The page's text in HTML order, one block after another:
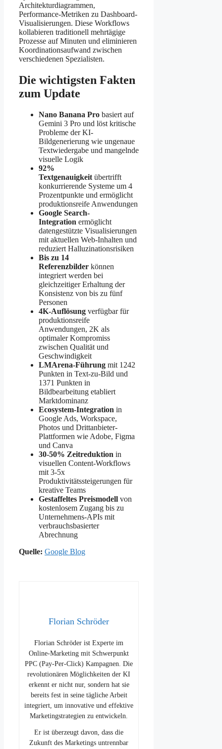
Architekturdiagrammen,
Performance-Metriken zu Dashboard-
Visualisierungen. Diese Workflows
kollabieren traditionell mehrtägige
Prozesse auf Minuten und eliminieren
Koordinationsaufwand zwischen
verschiedenen Spezialisten.
Die wichtigsten Fakten
zum Update
Nano Banana Pro basiert auf
Gemini 3 Pro und löst kritische
Probleme der KI-
Bildgenerierung wie ungenaue
Textwiedergabe und mangelnde
visuelle Logik
92%
Textgenauigkeit übertrifft
konkurrierende Systeme um 4
Prozentpunkte und ermöglicht
produktionsreife Anwendungen
Google Search-
Integration ermöglicht
datengestützte Visualisierungen
mit aktuellen Web-Inhalten und
reduziert Halluzinationsrisiken
Bis zu 14
Referenzbilder können
integriert werden bei
gleichzeitiger Erhaltung der
Konsistenz von bis zu fünf
Personen
4K-Auflösung verfügbar für
produktionsreife
Anwendungen, 2K als
optimaler Kompromiss
zwischen Qualität und
Geschwindigkeit
LMArena-Führung mit 1242
Punkten in Text-zu-Bild und
1371 Punkten in
Bildbearbeitung etabliert
Marktdominanz
Ecosystem-Integration in
Google Ads, Workspace,
Photos und Drittanbieter-
Plattformen wie Adobe, Figma
und Canva
30-50% Zeitreduktion in
visuellen Content-Workflows
mit 3-5x
Produktivitätssteigerungen für
kreative Teams
Gestaffeltes Preismodell von
kostenlosem Zugang bis zu
Unternehmens-APIs mit
verbrauchsbasierter
Abrechnung
Quelle: Google Blog
Florian Schröder
Florian Schröder ist Experte im
Online-Marketing mit Schwerpunkt
PPC (Pay-Per-Click) Kampagnen. Die
revolutionären Möglichkeiten der KI
erkennt er nicht nur, sondern hat sie
bereits fest in seine tägliche Arbeit
integriert, um innovative und effektive
Marketingstrategien zu entwickeln.
Er ist überzeugt davon, dass die
Zukunft des Marketings untrennbar